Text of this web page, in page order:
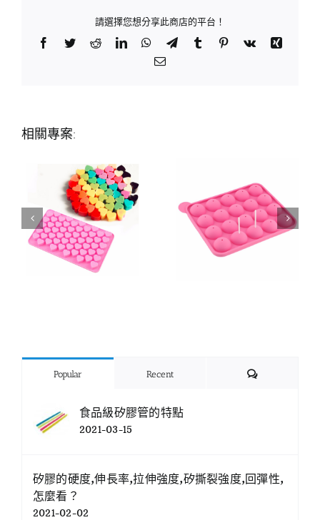
請選擇您想分享此商店的平台！
Facebook
TwitterRedditLinkedInWhatsApp
TelegramTumblr Pinterest
Vk
Xing
Email:
相關專案:
Popular Recent Comments
食品級矽膠管的特點
2021-03-15
矽膠的硬度,伸長率,拉伸強度,矽撕裂強度,回彈性,
怎麼看？
2021-02-02